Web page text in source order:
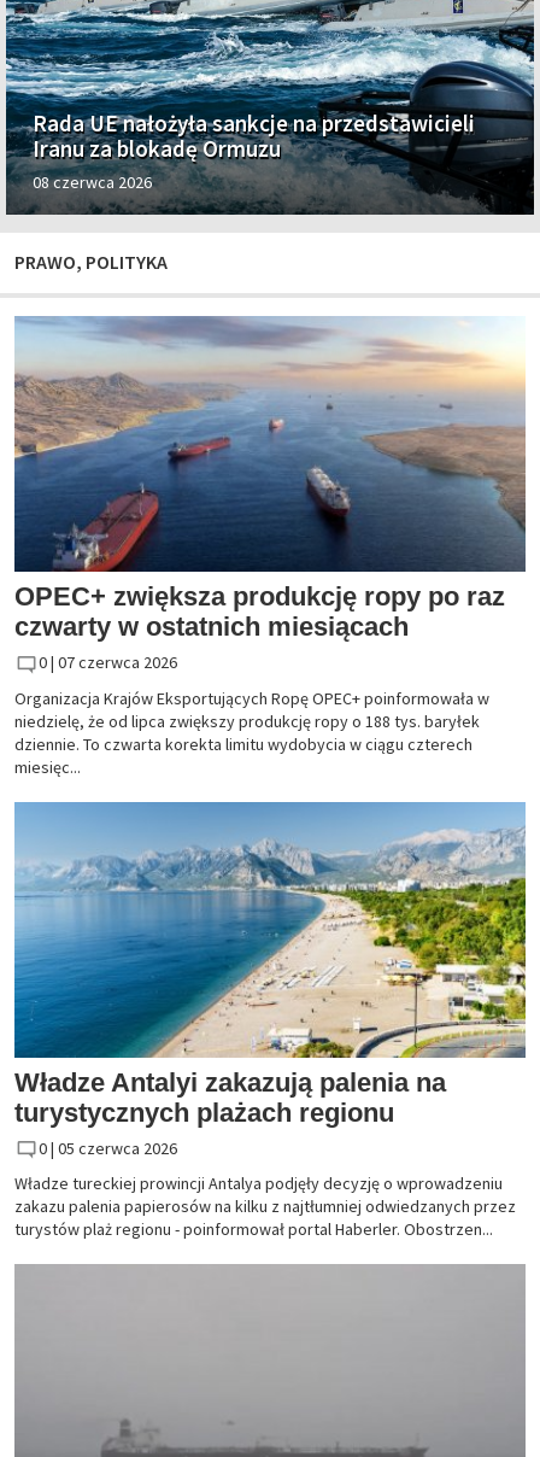
Rada UE nałożyła sankcje na przedstawicieli
Iranu za blokadę Ormuzu
08 czerwca 2026
PRAWO, POLITYKA
OPEC+ zwiększa produkcję ropy po raz
czwarty w ostatnich miesiącach
0 | 07 czerwca 2026
Organizacja Krajów Eksportujących Ropę OPEC+ poinformowała w
niedzielę, że od lipca zwiększy produkcję ropy o 188 tys. baryłek
dziennie. To czwarta korekta limitu wydobycia w ciągu czterech
miesięc...
Władze Antalyi zakazują palenia na
turystycznych plażach regionu
0 | 05 czerwca 2026
Władze tureckiej prowincji Antalya podjęły decyzję o wprowadzeniu
zakazu palenia papierosów na kilku z najtłumniej odwiedzanych przez
turystów plaż regionu - poinformował portal Haberler. Obostrzen...